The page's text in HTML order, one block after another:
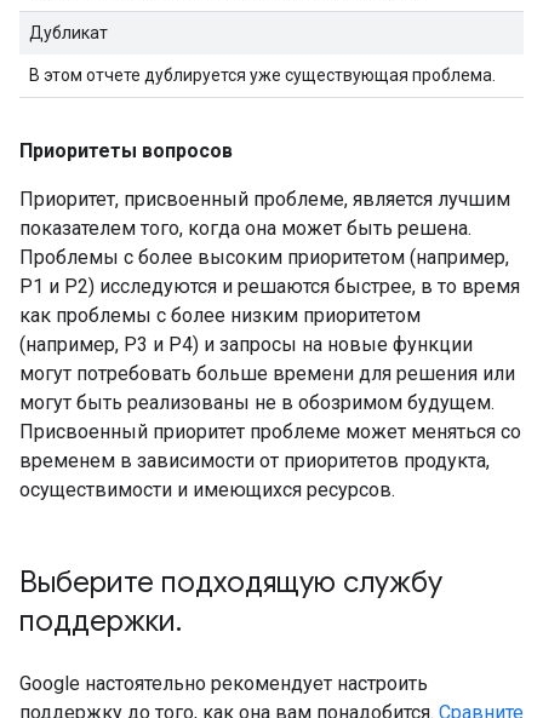
Дубликат
В этом отчете дублируется уже существующая проблема.
Приоритеты вопросов
Приоритет, присвоенный проблеме, является лучшим
показателем того, когда она может быть решена.
Проблемы с более высоким приоритетом (например,
P1 и P2) исследуются и решаются быстрее, в то время
как проблемы с более низким приоритетом
(например, P3 и P4) и запросы на новые функции
могут потребовать больше времени для решения или
могут быть реализованы не в обозримом будущем.
Присвоенный приоритет проблеме может меняться со
временем в зависимости от приоритетов продукта,
осуществимости и имеющихся ресурсов.
Выберите подходящую службу
поддержки.
Google настоятельно рекомендует настроить
поддержку до того, как она вам понадобится. Сравните